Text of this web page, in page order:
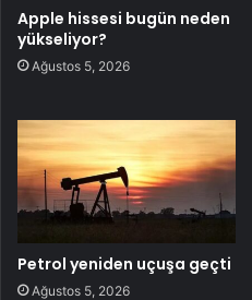
Apple hissesi bugün neden
yükseliyor?
Ağustos 5, 2026
Petrol yeniden uçuşa geçti
Ağustos 5, 2026